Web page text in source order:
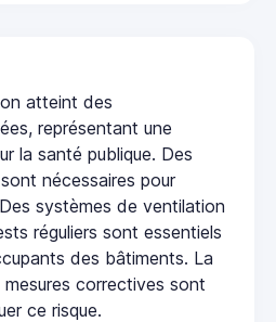
atteint des
représentant une
la santé publique. Des
nécessaires pour
systèmes de ventilation
réguliers sont essentiels
des bâtiments. La
correctives sont
ce risque.